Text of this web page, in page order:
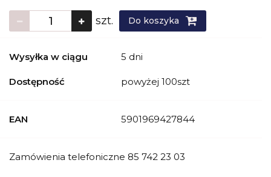
szt. Do koszyka
Wysyłka w ciągu 5 dni
Dostępność powyżej 100szt
EAN 5901969427844
Zamówienia telefoniczne 85 742 23 03